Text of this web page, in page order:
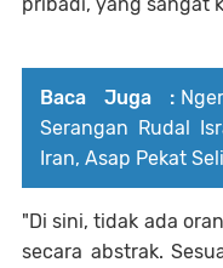
Baca Juga :
Serangan Rudal
Iran, Asap Pekat
"Di sini, tidak ada
secara abstrak.